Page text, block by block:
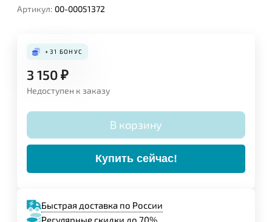
Артикул: 00-00051372
+31 БОНУС
3 150₽
Недоступен к заказу
В корзину
Купить сейчас!
Быстрая доставка по России
Регулярные скидки до 70%